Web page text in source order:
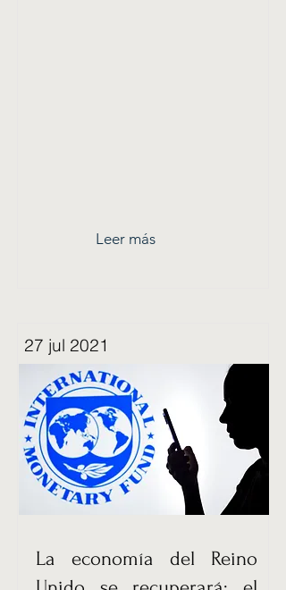
Leer más
27 jul 2021
La economía del Reino